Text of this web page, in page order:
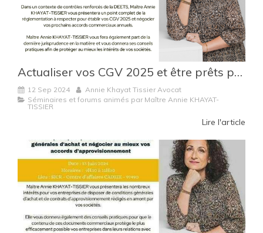
Actualiser vos CGV 2025 et être prêts pour négocier vos accords commerciaux annuels
12 Sep 2024
Annie Khayat Tissier Avocat
Séminaires et forums animés par Maître Annie KHAYAT-
TISSIER
Lire l'article